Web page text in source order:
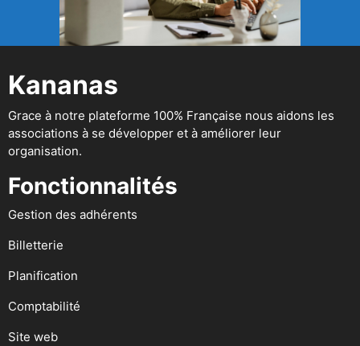
Kananas
Grace à notre plateforme 100% Française nous aidons les
associations à se développer et à améliorer leur
organisation.
Fonctionnalités
Gestion des adhérents
Billetterie
Planification
Comptabilité
Site web